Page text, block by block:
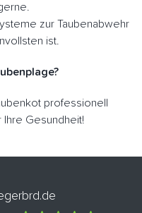
zur Taubenabwehr
ist.
professionell
Ihre Gesundheit!